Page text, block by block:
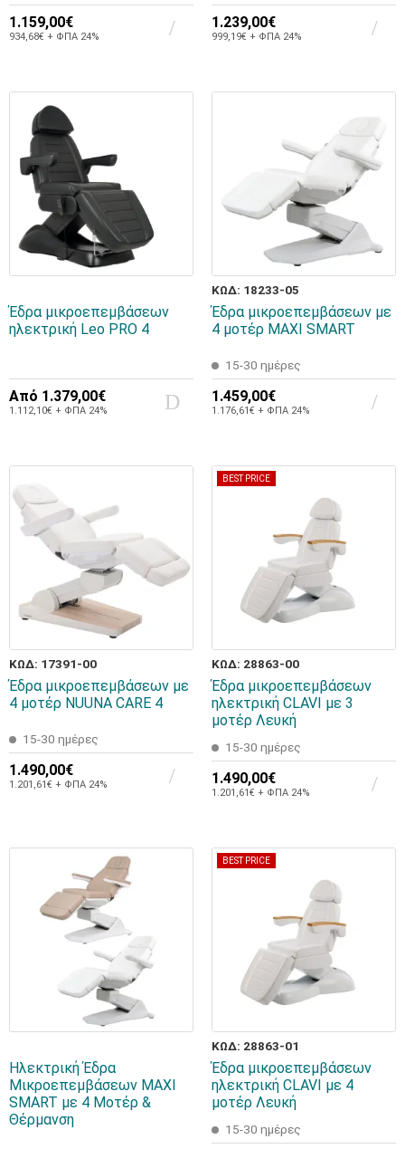
1.159,00€
934,68€ + ΦΠΑ 24%
1.239,00€
999,19€ + ΦΠΑ 24%
Έδρα μικροεπεμβάσεων
ηλεκτρική Leo PRO 4
Από 1.379,00€
1.112,10€ + ΦΠΑ 24%
ΚΩΔ: 18233-05
Έδρα μικροεπεμβάσεων με
4 μοτέρ MAXI SMART
15-30 ημέρες
1.459,00€
1.176,61€ + ΦΠΑ 24%
ΚΩΔ: 17391-00
Έδρα μικροεπεμβάσεων με
4 μοτέρ NUUNA CARE 4
15-30 ημέρες
1.490,00€
1.201,61€ + ΦΠΑ 24%
BEST PRICE
ΚΩΔ: 28863-00
Έδρα μικροεπεμβάσεων
ηλεκτρική CLAVI με 3
μοτέρ Λευκή
15-30 ημέρες
1.490,00€
1.201,61€ + ΦΠΑ 24%
Ηλεκτρική Έδρα
Μικροεπεμβάσεων MAXI
SMART με 4 Μοτέρ &
Θέρμανση
BEST PRICE
ΚΩΔ: 28863-01
Έδρα μικροεπεμβάσεων
ηλεκτρική CLAVI με 4
μοτέρ Λευκή
15-30 ημέρες